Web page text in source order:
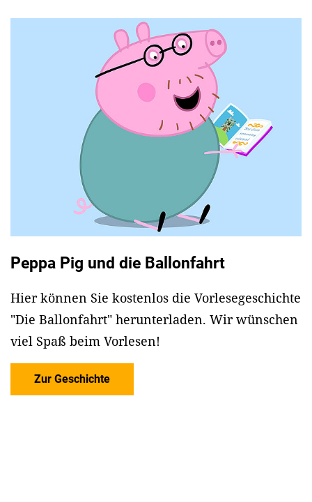
Peppa Pig und die Ballonfahrt
Hier können Sie kostenlos die Vorlesegeschichte
"Die Ballonfahrt" herunterladen. Wir wünschen
viel Spaß beim Vorlesen!
Zur Geschichte